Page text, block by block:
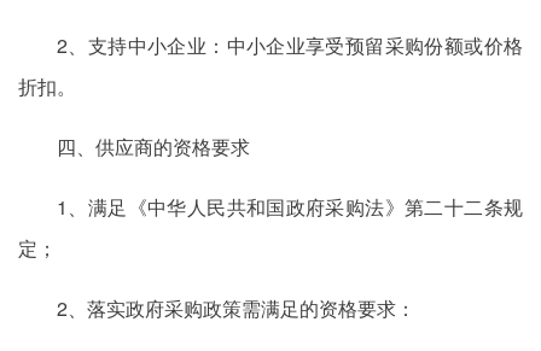
2、支持中小企业：中小企业享受预留采购份额或价格
折扣。
四、供应商的资格要求
1、满足《中华人民共和国政府采购法》第二十二条规
定；
2、落实政府采购政策需满足的资格要求：